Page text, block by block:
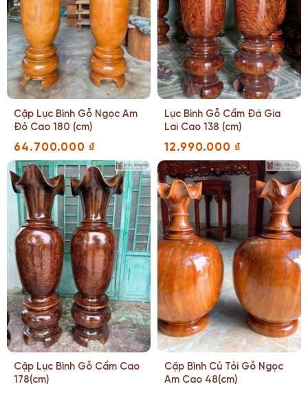
Cặp Lục Bình Gỗ Ngọc Am
Đỏ Cao 180 (cm)
64.700.000 ₫
Lục Bình Gỗ Cẩm Đá Gia
Lai Cao 138 (cm)
12.990.000 ₫
Cặp Lục Bình Gỗ Cẩm Cao
178(cm)
Cặp Bình Củ Tỏi Gỗ Ngọc
Am Cao 48(cm)